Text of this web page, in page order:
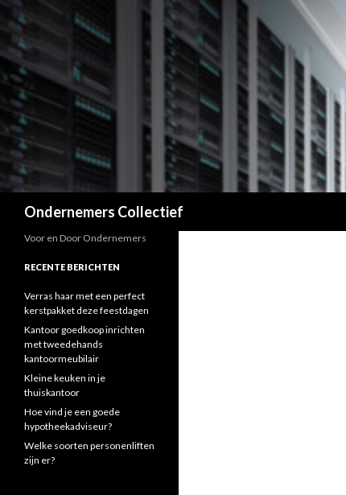
Ondernemers Collectief
Voor en Door Ondernemers
RECENTE BERICHTEN
Verras haar met een perfect
kerstpakket deze feestdagen
Kantoor goedkoop inrichten
met tweedehands
kantoormeubilair
Kleine keuken in je
thuiskantoor
Hoe vind je een goede
hypotheekadviseur?
Welke soorten personenliften
zijn er?